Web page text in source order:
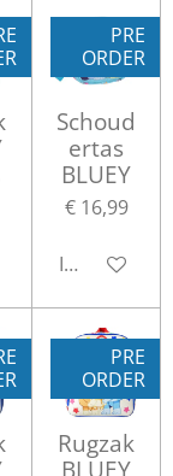
PRE
ORDER
Schoud
ertas
BLUEY
€ 16,99
In
PRE
ORDER
Rugzak
BLUEY